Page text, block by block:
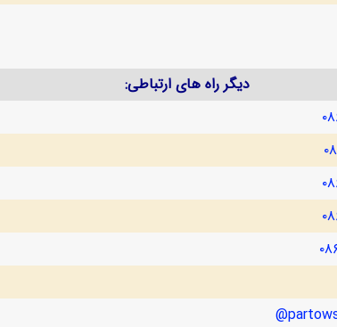
دیگر راه های ارتباطی: